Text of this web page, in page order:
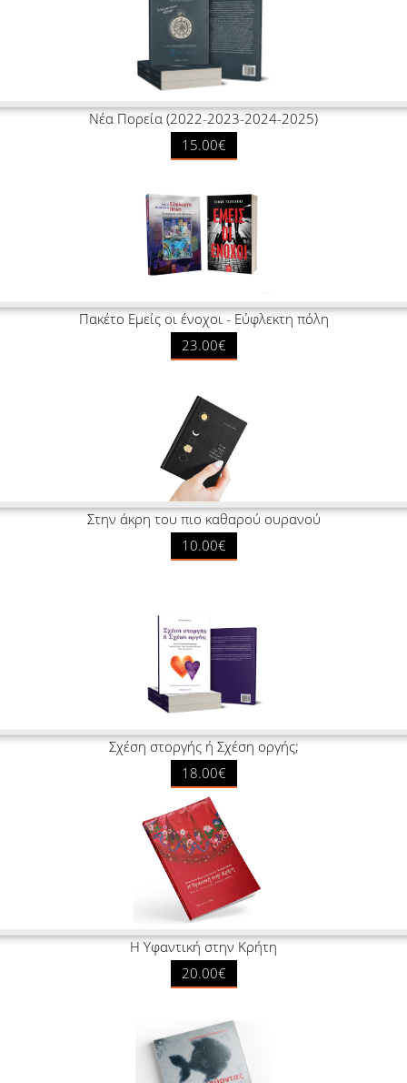
Νέα Πορεία (2022-2023-2024-2025)
15.00€
Πακέτο Εμείς οι ένοχοι - Εύφλεκτη πόλη
23.00€
Στην άκρη του πιο καθαρού ουρανού
10.00€
Σχέση στοργής ή Σχέση οργής;
18.00€
Η Υφαντική στην Κρήτη
20.00€